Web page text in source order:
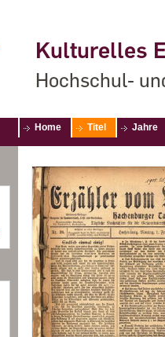
Kulturelles
Hochschul-
Home Titel Jahre